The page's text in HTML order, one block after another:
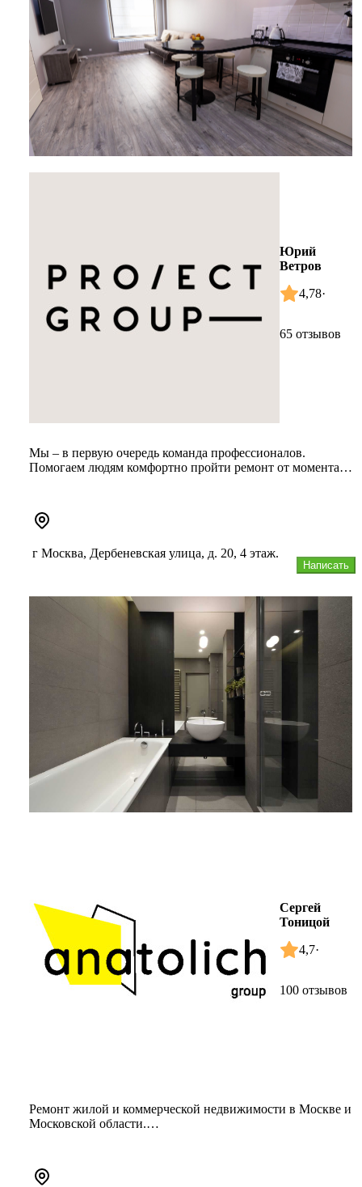
Юрий
Ветров
4,78·
65 отзывов
Мы – в первую очередь команда профессионалов.
Помогаем людям комфортно пройти ремонт от момента
Написать
г Москва, Дербеневская улица, д. 20, 4 этаж.
Сергей
Тоницой
4,7·
100 отзывов
Ремонт жилой и коммерческой недвижимости в Москве и
Московской области.